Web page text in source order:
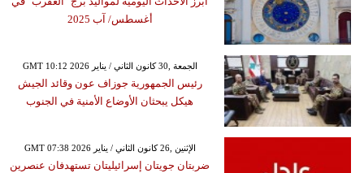
أغسطس/ آب 2025
GMT 10:12 2026 الجمعة ,30 كانون الثاني / يناير
رئيس الجمهورية جوزاف عون وقائد الجيش
هيكل يبحثان الأوضاع الأمنية في الجنوب
GMT 07:38 2026 الإثنين ,26 كانون الثاني / يناير
ضربتان جويتان إسرائيليتان تستهدفان عنصرين